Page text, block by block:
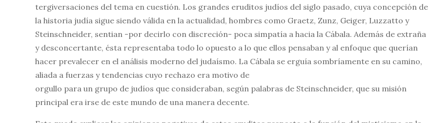
tergiversaciones del tema en cuestión. Los grandes eruditos judíos del siglo pasado, cuya concepción de
la historia judía sigue siendo válida en la actualidad, hombres como Graetz, Zunz, Geiger, Luzzatto y
Steinschneider, sentian -por decirlo con discreción- poca simpatía a hacia la Cábala. Además de extraña
y desconcertante, ésta representaba todo lo opuesto a lo que ellos pensaban y al enfoque que querían
hacer prevalecer en el análisis moderno del judaísmo. La Cábala se erguía sombríamente en su camino,
aliada a fuerzas y tendencias cuyo rechazo era motivo de
orgullo para un grupo de judíos que consideraban, según palabras de Steinschneider, que su misión
principal era irse de este mundo de una manera decente.